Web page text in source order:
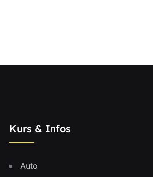
Kurs & Infos
Auto